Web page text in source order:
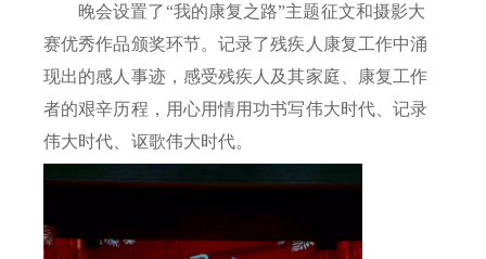
晚会设置了“我的康复之路”主题征文和摄影大
赛优秀作品颁奖环节。记录了残疾人康复工作中涌
现出的感人事迹，感受残疾人及其家庭、康复工作
者的艰辛历程，用心用情用功书写伟大时代、记录
伟大时代、讴歌伟大时代。